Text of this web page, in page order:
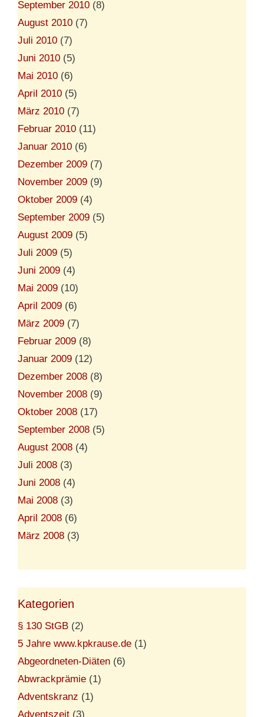
September 2010 (8)
August 2010 (7)
Juli 2010 (7)
Juni 2010 (5)
Mai 2010 (6)
April 2010 (5)
März 2010 (7)
Februar 2010 (11)
Januar 2010 (6)
Dezember 2009 (7)
November 2009 (9)
Oktober 2009 (4)
September 2009 (5)
August 2009 (5)
Juli 2009 (5)
Juni 2009 (4)
Mai 2009 (10)
April 2009 (6)
März 2009 (7)
Februar 2009 (8)
Januar 2009 (12)
Dezember 2008 (8)
November 2008 (9)
Oktober 2008 (17)
September 2008 (5)
August 2008 (4)
Juli 2008 (3)
Juni 2008 (4)
Mai 2008 (3)
April 2008 (6)
März 2008 (3)
Kategorien
§ 130 StGB (2)
5 Jahre www.kpkrause.de (1)
Abgeordneten-Diäten (6)
Abwrackprämie (1)
Adventskranz (1)
Adventszeit (3)